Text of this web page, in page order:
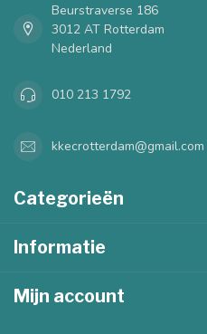
Beurstraverse 186
3012 AT Rotterdam
Nederland
010 213 1792
kkecrotterdam@gmail.com
Categorieën
Informatie
Mijn account